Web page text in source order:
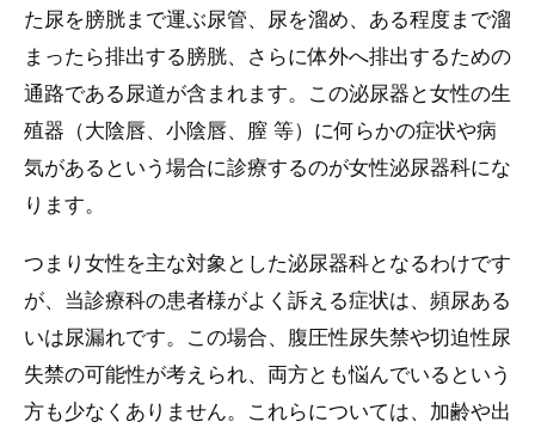
た尿を膀胱まで運ぶ尿管、尿を溜め、ある程度まで溜
まったら排出する膀胱、さらに体外へ排出するための
通路である尿道が含まれます。この泌尿器と女性の生
殖器（大陰唇、小陰唇、膣 等）に何らかの症状や病
気があるという場合に診療するのが女性泌尿器科にな
ります。
つまり女性を主な対象とした泌尿器科となるわけです
が、当診療科の患者様がよく訴える症状は、頻尿ある
いは尿漏れです。この場合、腹圧性尿失禁や切迫性尿
失禁の可能性が考えられ、両方とも悩んでいるという
方も少なくありません。これらについては、加齢や出